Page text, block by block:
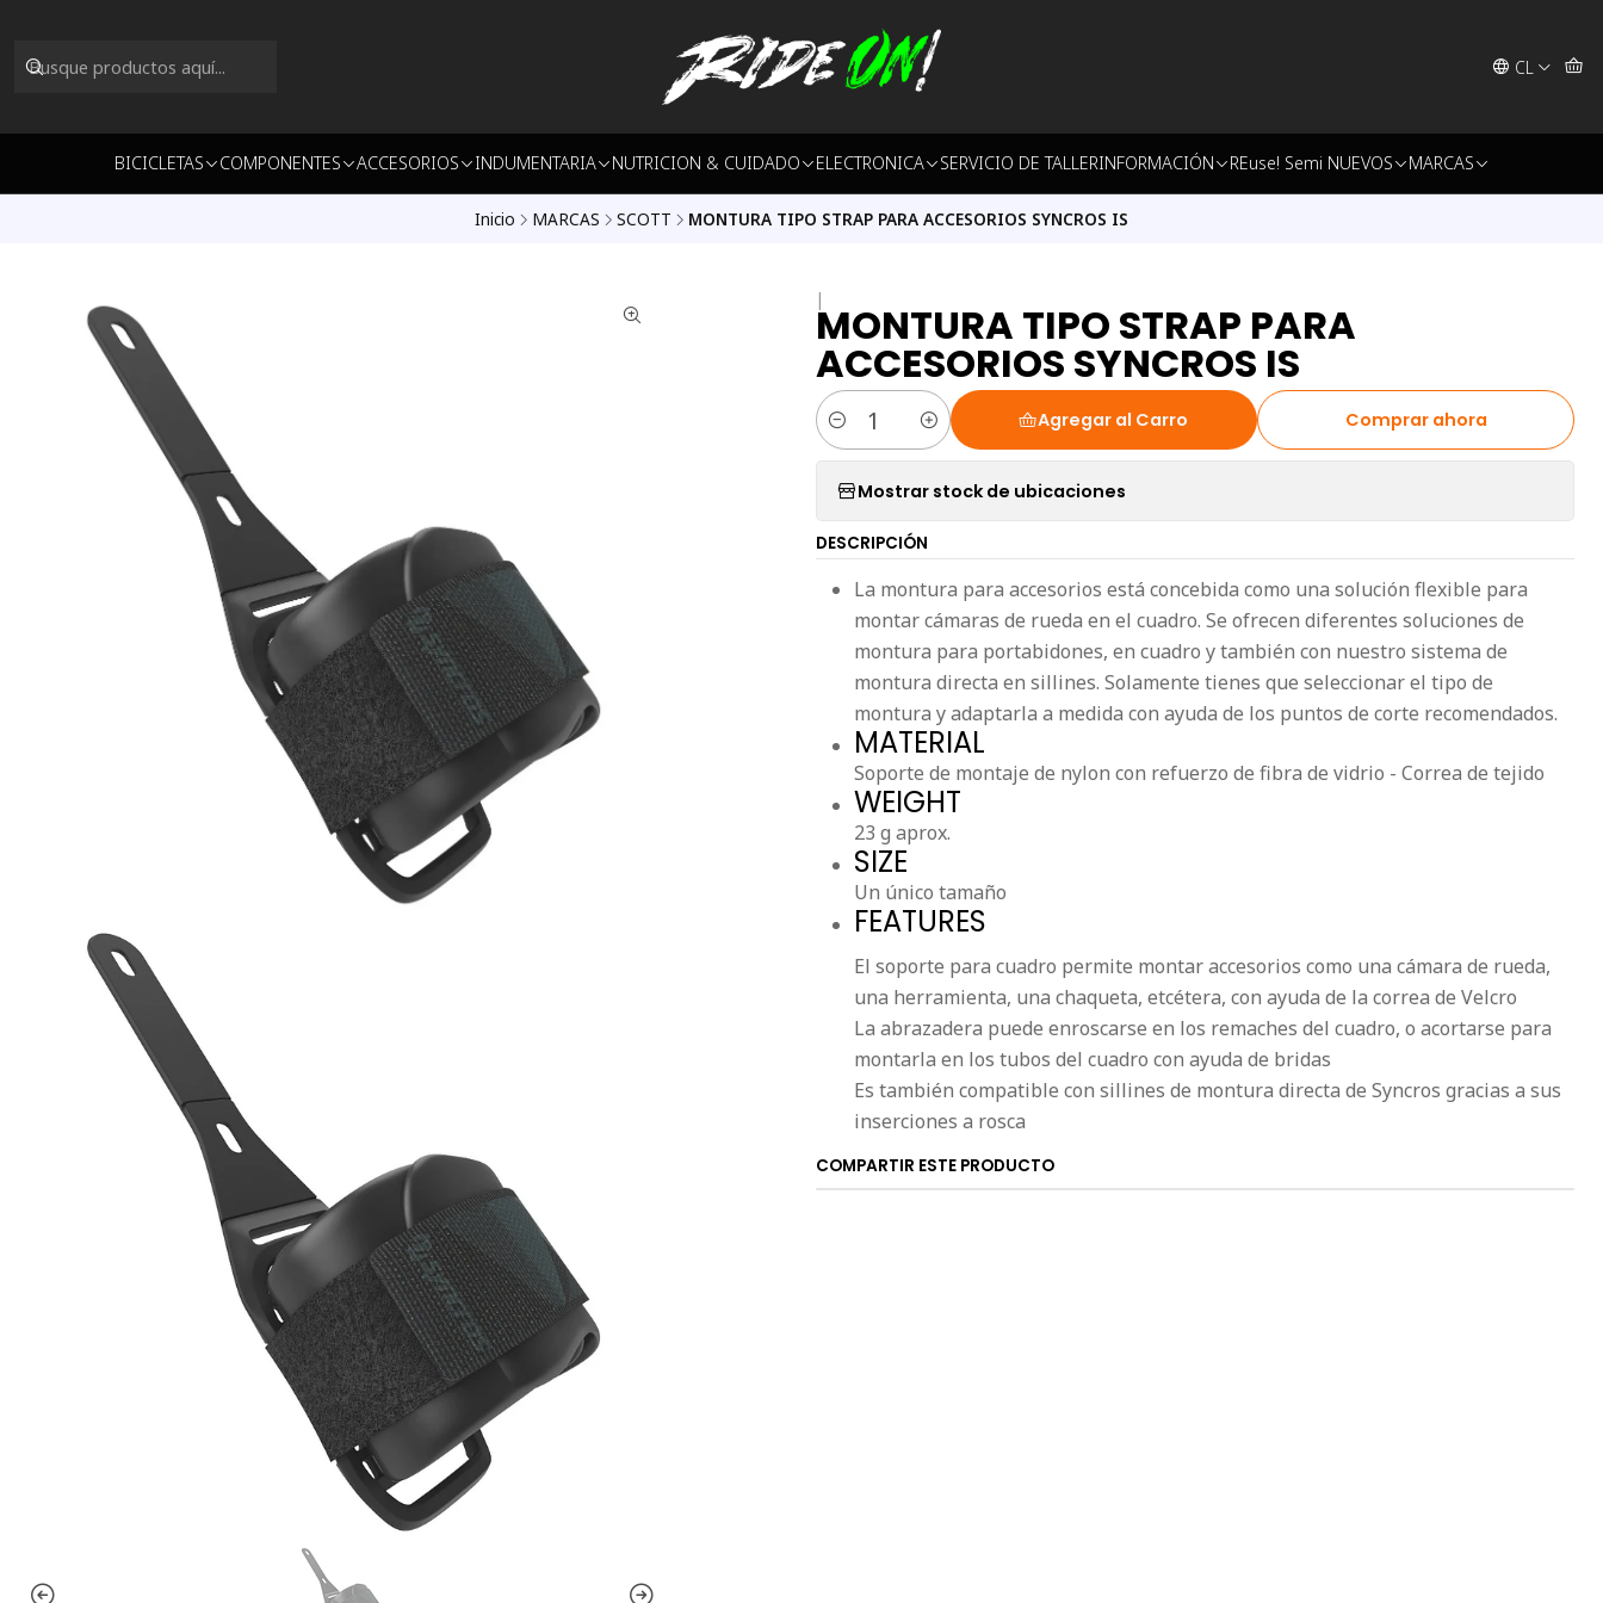
CL
BICICLETAS COMPONENTES ACCESORIOS INDUMENTARIA NUTRICION & CUIDADO ELECTRONICA SERVICIO DE TALLERINFORMACIÓN REuse! Semi NUEVOS MARCAS
Inicio MARCAS SCOTT MONTURA TIPO STRAP PARA ACCESORIOS SYNCROS IS
|MONTURA TIPO STRAP PARA
ACCESORIOS SYNCROS IS
Cantidad
Agregar al Carro Comprar ahora
Mostrar stock de ubicaciones
DESCRIPCIÓN
La montura para accesorios está concebida como una solución flexible para
montar cámaras de rueda en el cuadro. Se ofrecen diferentes soluciones de
montura para portabidones, en cuadro y también con nuestro sistema de
montura directa en sillines. Solamente tienes que seleccionar el tipo de
montura y adaptarla a medida con ayuda de los puntos de corte recomendados.
MATERIAL
Soporte de montaje de nylon con refuerzo de fibra de vidrio - Correa de tejido
WEIGHT
23 g aprox.
SIZE
Un único tamaño
FEATURES
El soporte para cuadro permite montar accesorios como una cámara de rueda,
una herramienta, una chaqueta, etcétera, con ayuda de la correa de Velcro
La abrazadera puede enroscarse en los remaches del cuadro, o acortarse para
montarla en los tubos del cuadro con ayuda de bridas
Es también compatible con sillines de montura directa de Syncros gracias a sus
inserciones a rosca
COMPARTIR ESTE PRODUCTO